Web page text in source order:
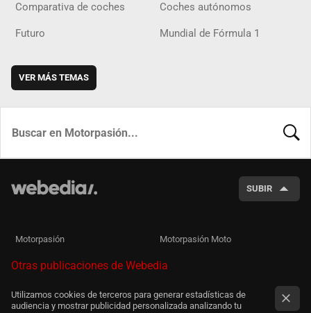
Comparativa de coches Coches autónomos
Futuro Mundial de Fórmula 1
VER MÁS TEMAS
SUBIR
Motorpasión Motorpasión Moto
Otras publicaciones de Webedia
Utilizamos cookies de terceros para generar estadísticas de
audiencia y mostrar publicidad personalizada analizando tu